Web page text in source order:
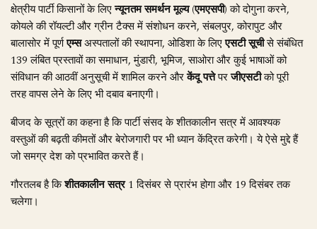
क्षेत्रीय पार्टी किसानों के लिएन्यूनतम समर्थन मूल्य (एमएसपी)को दोगुना करने,
कोयले की रॉयल्टी और ग्रीन टैक्स में संशोधन करने, संबलपुर, कोरापुट और
बालासोर में पूर्णएम्सअस्पतालों की स्थापना, ओडिशा के लिएएसटी सूचीसे संबंधित
139 लंबित प्रस्तावों का समाधान, मुंडारी, भूमिज, साओरा और कुई भाषाओं को
संविधान की आठवीं अनुसूची में शामिल करने औरकेंदू पत्तेपरजीएसटीको पूरी
तरह वापस लेने के लिए भी दबाव बनाएगी।
बीजद के सूत्रों का कहना है कि पार्टी संसद के शीतकालीन सत्र में आवश्यक
वस्तुओं की बढ़ती कीमतों और बेरोजगारी पर भी ध्यान केंद्रित करेगी। ये ऐसे मुद्दे हैं
जो समग्र देश को प्रभावित करते हैं।
गौरतलब है किशीतकालीन सत्र1 दिसंबर से प्रारंभ होगा और 19 दिसंबर तक
चलेगा।